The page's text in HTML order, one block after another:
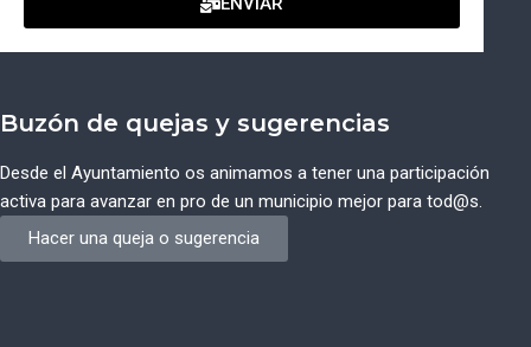
Buzón de quejas y sugerencias
Desde el Ayuntamiento os animamos a tener una participación
activa para avanzar en pro de un municipio mejor para tod@s.
Hacer una queja o sugerencia